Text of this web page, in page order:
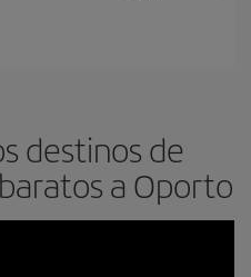
destinos de
a Oporto